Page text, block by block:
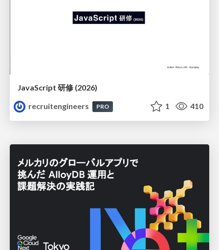
JavaScript 研修 (2026)
recruitengineers
PRO 1 410